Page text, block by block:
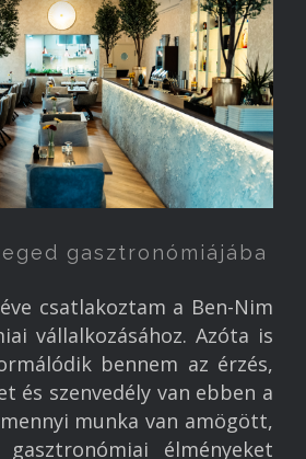
Munka
Egészség
Könyvajánló
projektek
Referenciák
gasztronómiájába
csatlakoztam a Ben-Nim
vállalkozásához. Azóta is
bennem az érzés,
és szenvedély van ebben a
munka van amögött,
élményeket